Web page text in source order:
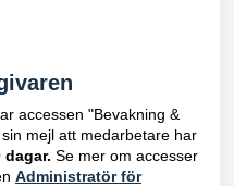
accessen "Bevakning &
mejl att medarbetare har
dagar. Se mer om accesser
Administratör för